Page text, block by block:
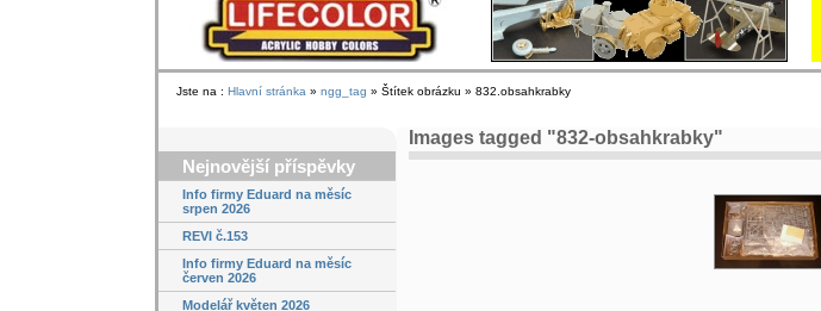
Jste na : Hlavní stránka » ngg_tag » Štítek obrázku » 832.obsahkrabky
Nejnovější příspěvky
Info firmy Eduard na měsíc
srpen 2026
REVI č.153
Info firmy Eduard na měsíc
červen 2026
Modelář květen 2026
Images tagged "832-obsahkrabky"